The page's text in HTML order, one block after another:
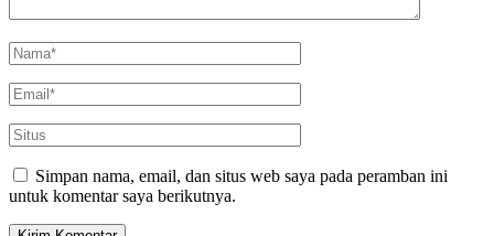
Simpan nama, email, dan situs web saya pada peramban ini
untuk komentar saya berikutnya.